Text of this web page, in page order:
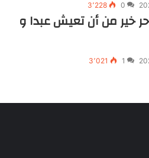
0 3٬228
خير من أن تعيش عبدا و
1 3٬021